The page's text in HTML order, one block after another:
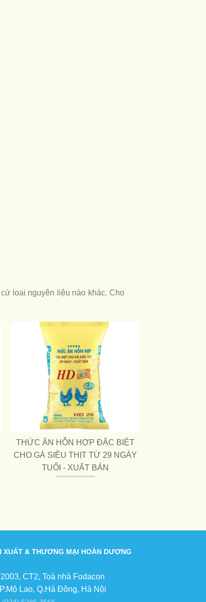
loại nguyên liệu nào khác. Cho
THỨC ĂN HỖN HỢP ĐẶC BIỆT
CHO GÀ SIÊU THỊT TỪ 29 NGÀY
TUỔI - XUẤT BÁN
XUẤT & THƯƠNG MẠI HOÀN DƯƠNG
CT2, Toà nhà Fodacon
Lao, Q.Hà Đông, Hà Nội